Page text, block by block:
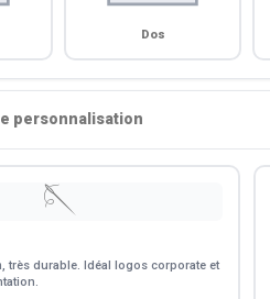
Dos
personnalisation
🪡
très durable. Idéal logos corporate et